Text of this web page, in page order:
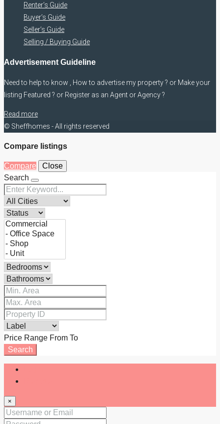
Renter’s Guide
Buyer’s Guide
Seller’s Guide
Selling / Buying Guide
Advertisement Guideline
Need to help to know , How to advertise my property ? or Make your
listing Featured ? or Register as an Agent or Agency ?
Read more
© Sheffhomes - All rights reserved
Compare listings
Compare
Close
Search
Price Range From To
Search
×